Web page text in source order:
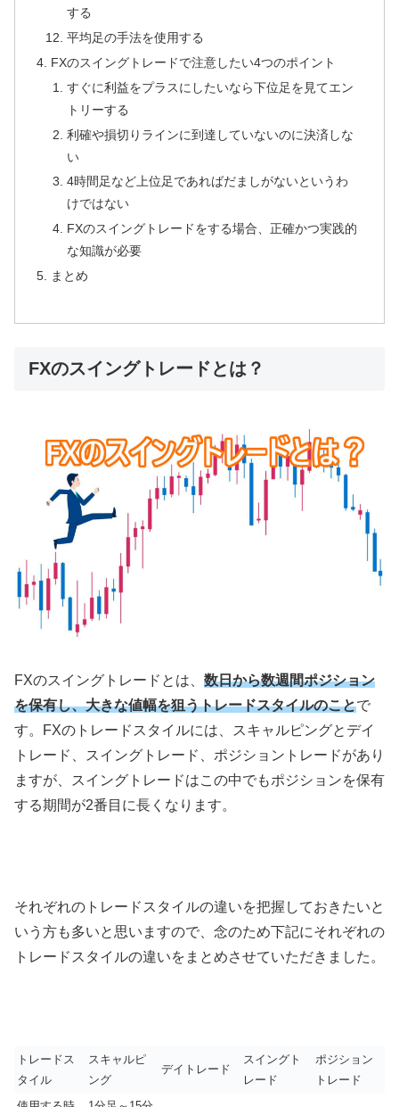
する
平均足の手法を使用する
FXのスイングトレードで注意したい4つのポイント
すぐに利益をプラスにしたいなら下位足を見てエン
トリーする
利確や損切りラインに到達していないのに決済しな
い
4時間足など上位足であればだましがないというわ
けではない
FXのスイングトレードをする場合、正確かつ実践的
な知識が必要
まとめ
FXのスイングトレードとは？
FXのスイングトレードとは、 数日から数週間ポジション
を保有し、大きな値幅を狙うトレードスタイルのことで
す。
FXのトレードスタイルには、スキャルピングとデイ
トレード、スイングトレード、ポジショントレードがあり
ますが、スイングトレードはこの中でもポジションを保有
する期間が2番目に長くなります。
それぞれのトレードスタイルの違いを把握しておきたいと
いう方も多いと思いますので、念のため下記にそれぞれの
トレードスタイルの違いをまとめさせていただきました。
トレードス
タイル
スキャルピ
ング
デイトレード
スイングト
レード
ポジション
トレード